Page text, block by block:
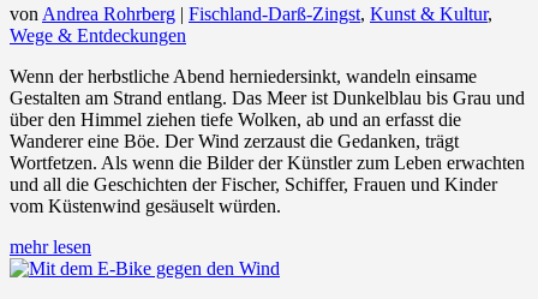
von Andrea Rohrberg | Fischland-Darß-Zingst, Kunst & Kultur,
Wege & Entdeckungen
Wenn der herbstliche Abend herniedersinkt, wandeln einsame
Gestalten am Strand entlang. Das Meer ist Dunkelblau bis Grau und
über den Himmel ziehen tiefe Wolken, ab und an erfasst die
Wanderer eine Böe. Der Wind zerzaust die Gedanken, trägt
Wortfetzen. Als wenn die Bilder der Künstler zum Leben erwachten
und all die Geschichten der Fischer, Schiffer, Frauen und Kinder
vom Küstenwind gesäuselt würden.
mehr lesen